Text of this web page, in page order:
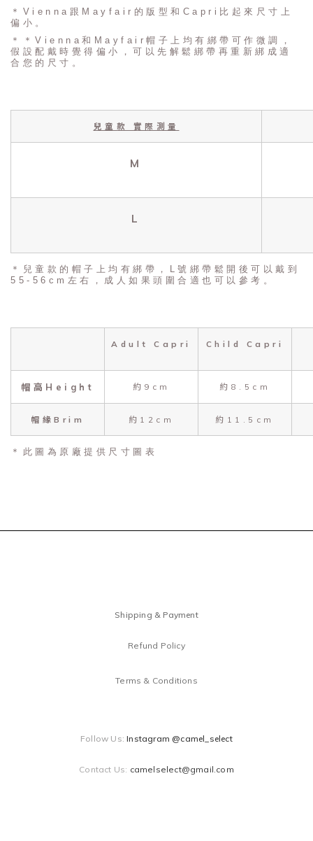
＊Vienna跟Mayfair的版型和Capri比起來尺寸上
偏小。
＊＊Vienna和Mayfair帽子上均有綁帶可作微調，
假設配戴時覺得偏小，可以先解鬆綁帶再重新綁成適
合您的尺寸。
兒童款 實際測量
M
L
＊兒童款的帽子上均有綁帶，L號綁帶鬆開後可以戴到
55-56cm左右，成人如果頭圍合適也可以參考。
Adult Capri Child Capri
帽高Height 約9cm 約8.5cm
帽緣Brim 約12cm 約11.5cm
＊此圖為原廠提供尺寸圖表
Shipping & Payment
Refund Policy
Terms & Conditions
Follow Us:Instagram @camel_select
Contact Us: camelselect@gmail.com